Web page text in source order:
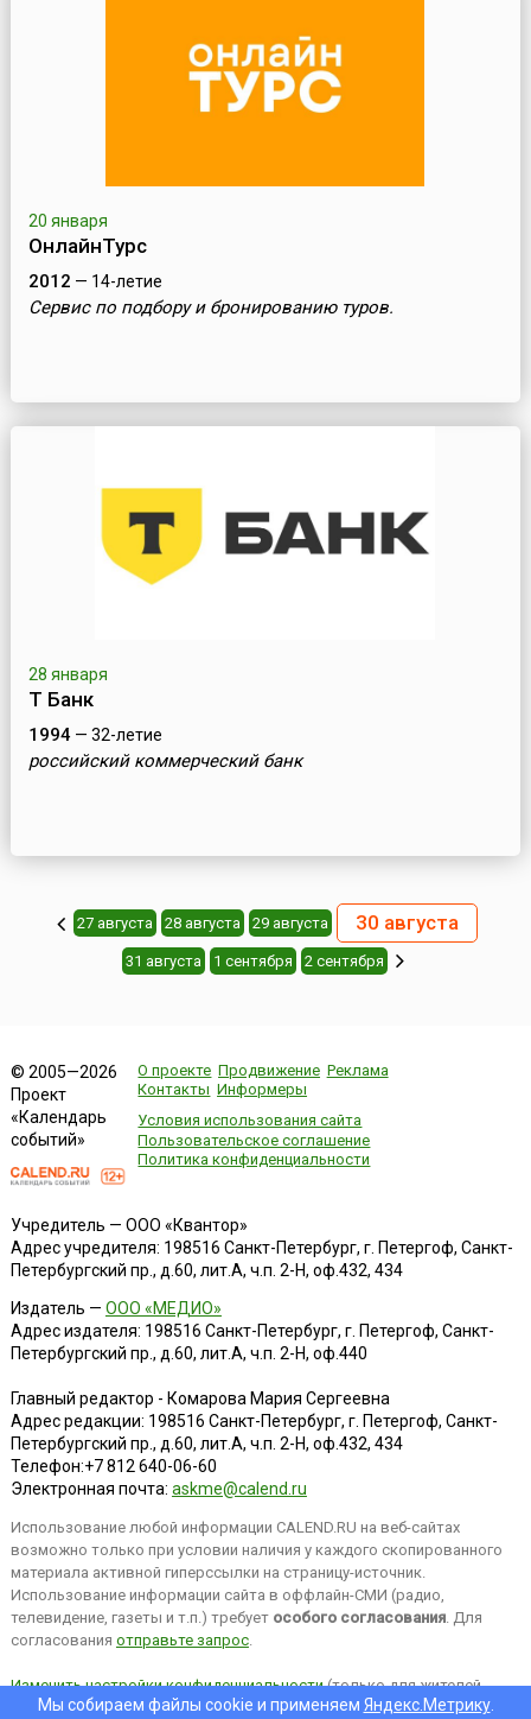
20 января
ОнлайнТурс
2012 — 14-летие
Сервис по подбору и бронированию туров.
28 января
Т Банк
1994— 32-летие
российский коммерческий банк
27 августа 28 августа 29 августа 30 августа
31 августа 1 сентября 2 сентября
© 2005—2026
Проект
«Календарь
событий»
О проекте Продвижение Реклама
Контакты Информеры
Условия использования сайта
Пользовательское соглашение
Политика конфиденциальности
Учредитель — ООО «Квантор»
Адрес учредителя: 198516 Санкт-Петербург, г. Петергоф, Санкт-
Петербургский пр., д.60, лит.А, ч.п. 2-Н, оф.432, 434
Издатель — ООО «МЕДИО»
Адрес издателя: 198516 Санкт-Петербург, г. Петергоф, Санкт-
Петербургский пр., д.60, лит.А, ч.п. 2-Н, оф.440
Главный редактор - Комарова Мария Сергеевна
Адрес редакции: 198516 Санкт-Петербург, г. Петергоф, Санкт-
Петербургский пр., д.60, лит.А, ч.п. 2-Н, оф.432, 434
Телефон:+7 812 640-06-60
Электронная почта: askme@calend.ru
Использование любой информации CALEND.RU на веб-сайтах
возможно только при условии наличия у каждого скопированного
материала активной гиперссылки на страницу-источник.
Использование информации сайта в оффлайн-СМИ (радио,
телевидение, газеты и т.п.) требует особого согласования. Для
согласования отправьте запрос.
Изменить настройки конфиденциальности(только для жителей
EEA).Мы собираем файлы cookie и применяем Яндекс.Метрику.